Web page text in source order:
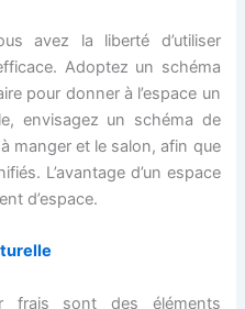
avez la liberté d’utiliser
Adoptez un schéma
pour donner à l’espace un
envisagez un schéma de
manger et le salon, afin que
L’avantage d’un espace
d’espace.
frais sont des éléments